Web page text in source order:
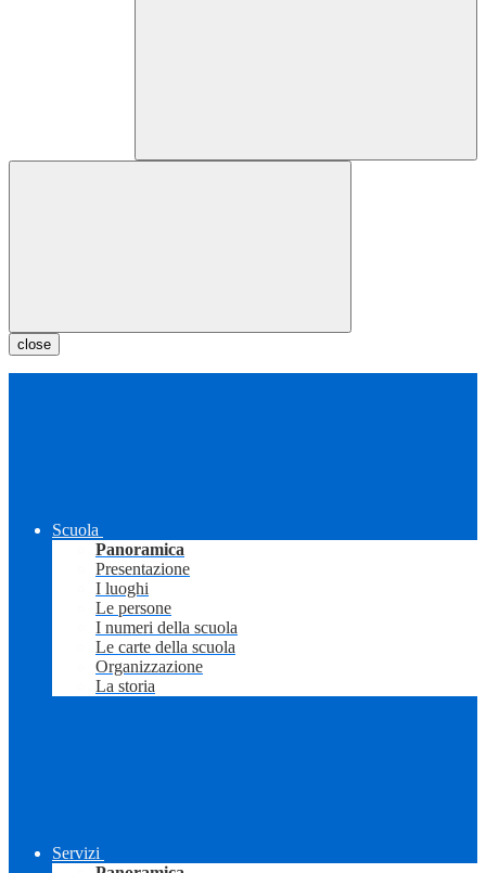
close
Scuola
Panoramica
Presentazione
I luoghi
Le persone
I numeri della scuola
Le carte della scuola
Organizzazione
La storia
Servizi